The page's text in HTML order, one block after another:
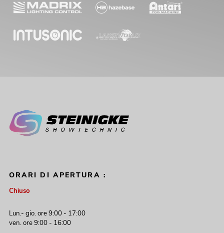
ORARI DI APERTURA :
Chiuso
Lun.- gio. ore 9:00 - 17:00
ven. ore 9:00 - 16:00